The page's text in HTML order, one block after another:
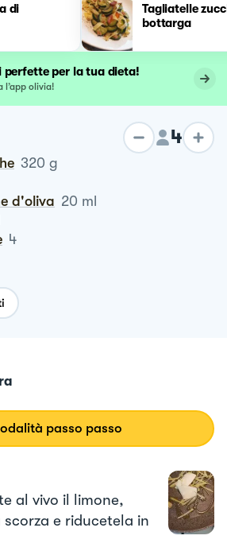
di
Tagliatelle
bottarga
perfette per la tua dieta!
l’app olivia!
4
320 g
d'oliva 20 ml
4
passo passo
al vivo il limone,
e riducetela in